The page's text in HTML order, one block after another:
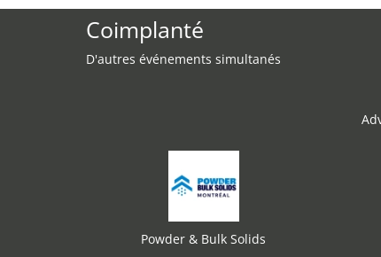
Coimplanté
D'autres événements simultanés
Powder & Bulk Solids